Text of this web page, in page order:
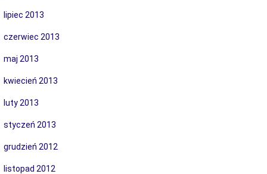
lipiec 2013
czerwiec 2013
maj 2013
kwiecień 2013
luty 2013
styczeń 2013
grudzień 2012
listopad 2012